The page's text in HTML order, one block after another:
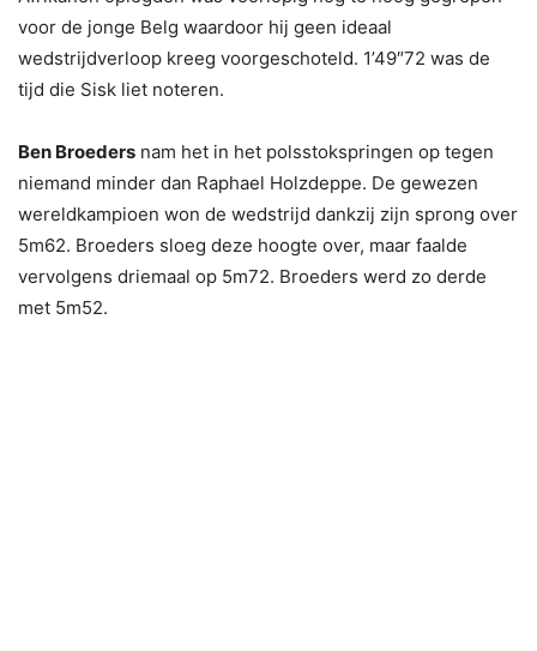
voor de jonge Belg waardoor hij geen ideaal
wedstrijdverloop kreeg voorgeschoteld. 1’49″72 was de
tijd die Sisk liet noteren.
Ben Broeders nam het in het polsstokspringen op tegen
niemand minder dan Raphael Holzdeppe. De gewezen
wereldkampioen won de wedstrijd dankzij zijn sprong over
5m62. Broeders sloeg deze hoogte over, maar faalde
vervolgens driemaal op 5m72. Broeders werd zo derde
met 5m52.